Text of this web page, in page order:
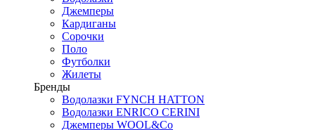
Джемперы
Кардиганы
Сорочки
Поло
Футболки
Жилеты
Бренды
Водолазки FYNCH HATTON
Водолазки ENRICO CERINI
Джемперы WOOL&Co